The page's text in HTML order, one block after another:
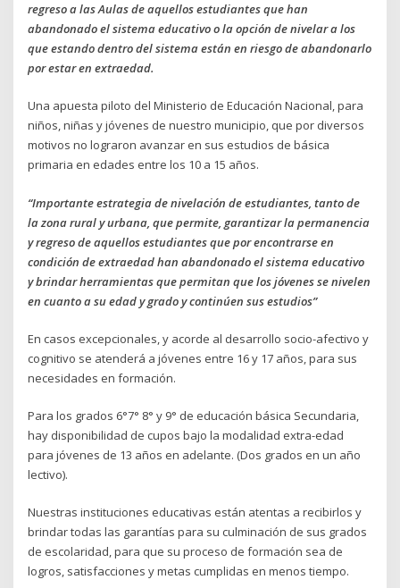
regreso a las Aulas de aquellos estudiantes que han
abandonado el sistema educativo o la opción de nivelar a los
que estando dentro del sistema están en riesgo de abandonarlo
por estar en extraedad.
Una apuesta piloto del Ministerio de Educación Nacional, para
niños, niñas y jóvenes de nuestro municipio, que por diversos
motivos no lograron avanzar en sus estudios de básica
primaria en edades entre los 10 a 15 años.
“Importante estrategia de nivelación de estudiantes, tanto de
la zona rural y urbana, que permite, garantizar la permanencia
y regreso de aquellos estudiantes que por encontrarse en
condición de extraedad han abandonado el sistema educativo
y brindar herramientas que permitan que los jóvenes se nivelen
en cuanto a su edad y grado y continúen sus estudios”
En casos excepcionales, y acorde al desarrollo socio-afectivo y
cognitivo se atenderá a jóvenes entre 16 y 17 años, para sus
necesidades en formación.
Para los grados 6°7° 8° y 9° de educación básica Secundaria,
hay disponibilidad de cupos bajo la modalidad extra-edad
para jóvenes de 13 años en adelante. (Dos grados en un año
lectivo).
Nuestras instituciones educativas están atentas a recibirlos y
brindar todas las garantías para su culminación de sus grados
de escolaridad, para que su proceso de formación sea de
logros, satisfacciones y metas cumplidas en menos tiempo.